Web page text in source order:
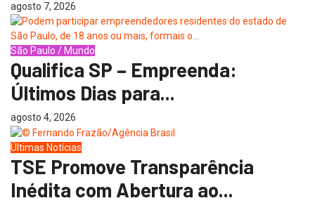
agosto 7, 2026
São Paulo / Mundo
Qualifica SP – Empreenda:
Últimos Dias para...
agosto 4, 2026
Últimas Notícias
TSE Promove Transparência
Inédita com Abertura ao...